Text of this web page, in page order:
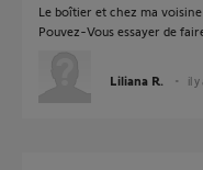
Le boîtier et chez ma voisine
Pouvez-Vous essayer de
Liliana R. il